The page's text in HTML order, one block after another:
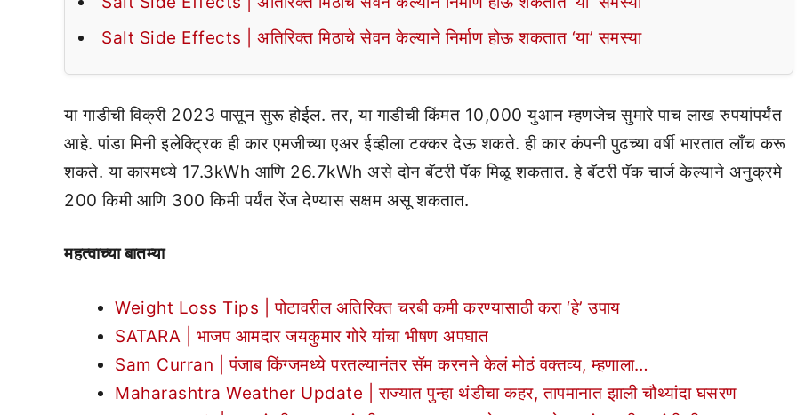
Salt Side Effects | अतिरिक्त मिठाचे सेवन केल्याने निर्माण होऊ शकतात ‘या’ समस्या
या गाडीची विक्री 2023 पासून सुरू होईल. तर, या गाडीची किंमत 10,000 युआन म्हणजेच सुमारे पाच लाख रुपयांपर्यंत
आहे. पांडा मिनी इलेक्ट्रिक ही कार एमजीच्या एअर ईव्हीला टक्कर देऊ शकते. ही कार कंपनी पुढच्या वर्षी भारतात लाँच करू
शकते. या कारमध्ये 17.3kWh आणि 26.7kWh असे दोन बॅटरी पॅक मिळू शकतात. हे बॅटरी पॅक चार्ज केल्याने अनुक्रमे
200 किमी आणि 300 किमी पर्यंत रेंज देण्यास सक्षम असू शकतात.
महत्वाच्या बातम्या
Weight Loss Tips | पोटावरील अतिरिक्त चरबी कमी करण्यासाठी करा ‘हे’ उपाय
SATARA | भाजप आमदार जयकुमार गोरे यांचा भीषण अपघात
Sam Curran | पंजाब किंग्जमध्ये परतल्यानंतर सॅम करनने केलं मोठं वक्तव्य, म्हणाला…
Maharashtra Weather Update | राज्यात पुन्हा थंडीचा कहर, तापमानात झाली चौथ्यांदा घसरण